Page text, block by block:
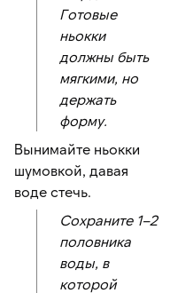
Готовые
ньокки
должны быть
мягкими, но
держать
форму.
Вынимайте ньокки
шумовкой, давая
воде стечь.
Сохраните 1–2
половника
воды, в
которой